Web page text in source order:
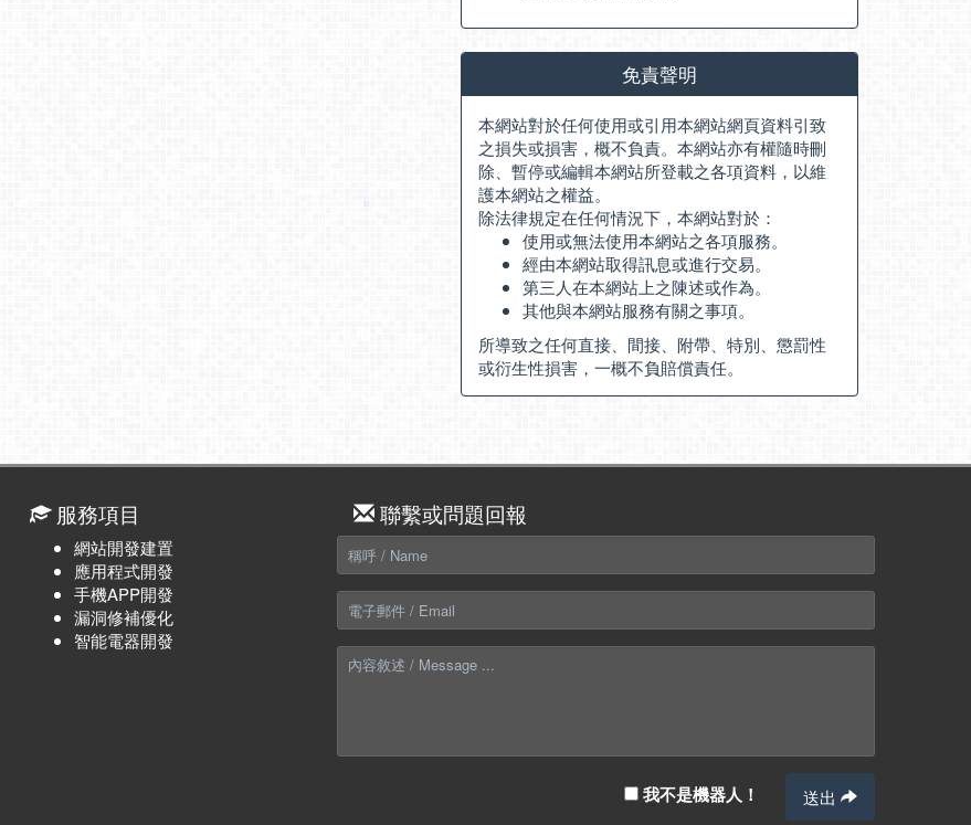
免責聲明
本網站對於任何使用或引用本網站網頁資料引致
之損失或損害，概不負責。本網站亦有權隨時刪
除、暫停或編輯本網站所登載之各項資料，以維
護本網站之權益。
除法律規定在任何情況下，本網站對於：
使用或無法使用本網站之各項服務。
經由本網站取得訊息或進行交易。
第三人在本網站上之陳述或作為。
其他與本網站服務有關之事項。
所導致之任何直接、間接、附帶、特別、懲罰性
或衍生性損害，一概不負賠償責任。
服務項目
網站開發建置
應用程式開發
手機APP開發
漏洞修補優化
智能電器開發
聯繫或問題回報
我不是機器人！ 送出